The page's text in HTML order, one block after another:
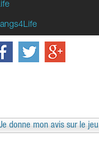
donne mon avis sur le jeu